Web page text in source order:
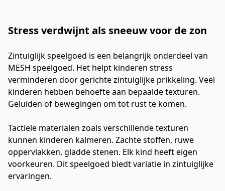
Stress verdwijnt als sneeuw voor de zon
Zintuiglijk speelgoed is een belangrijk onderdeel van
MESH speelgoed. Het helpt kinderen stress
verminderen door gerichte zintuiglijke prikkeling. Veel
kinderen hebben behoefte aan bepaalde texturen.
Geluiden of bewegingen om tot rust te komen.
Tactiele materialen zoals verschillende texturen
kunnen kinderen kalmeren. Zachte stoffen, ruwe
oppervlakken, gladde stenen. Elk kind heeft eigen
voorkeuren. Dit speelgoed biedt variatie in zintuiglijke
ervaringen.